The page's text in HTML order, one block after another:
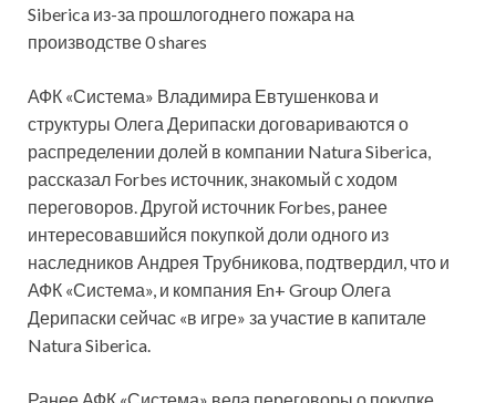
Siberica из-за прошлогоднего пожара на
производстве 0 shares
АФК «Система» Владимира Евтушенкова и
структуры Олега Дерипаски договариваются о
распределении долей в компании Natura Siberica,
рассказал Forbes источник, знакомый с ходом
переговоров. Другой источник Forbes, ранее
интересовавшийся покупкой доли одного из
наследников Андрея Трубникова, подтвердил, что и
АФК «Система», и компания En+ Group Олега
Дерипаски сейчас «в игре» за участие в капитале
Natura Siberica.